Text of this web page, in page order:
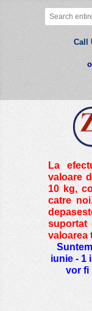
Call
La
valoare
10 kg,
catre
suportat
valoarea
iunie - 1
vor fi